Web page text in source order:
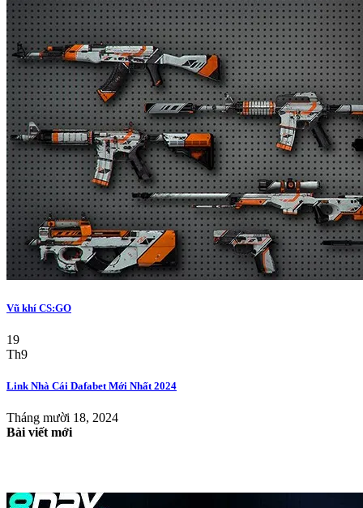
Vũ khí CS:GO
19
Th9
Link Nhà Cái Dafabet Mới Nhất 2024
Tháng mười 18, 2024
Bài viết mới